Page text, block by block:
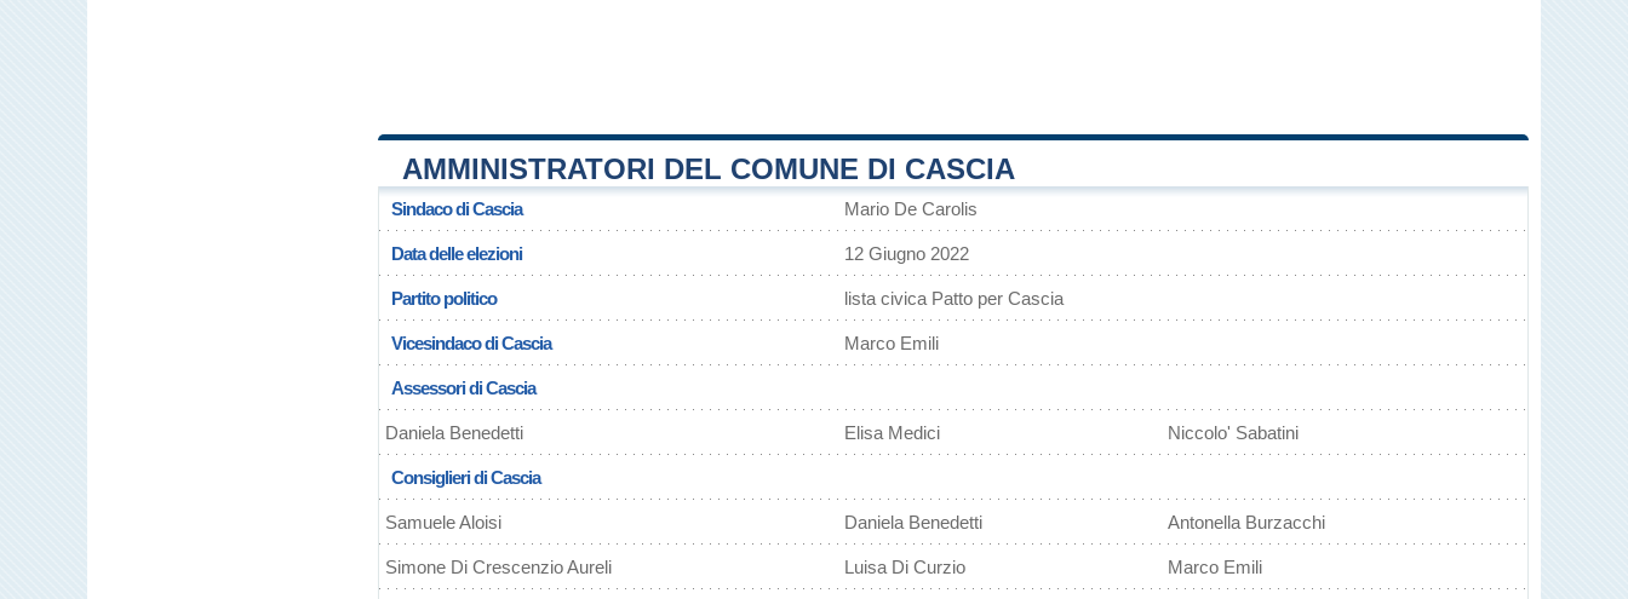
AMMINISTRATORI DEL COMUNE DI CASCIA
Sindaco di Cascia Mario De Carolis
Data delle elezioni 12 Giugno 2022
Partito politico lista civica Patto per Cascia
Vicesindaco di Cascia Marco Emili
Assessori di Cascia
Daniela Benedetti Elisa Medici Niccolo' Sabatini
Consiglieri di Cascia
Samuele Aloisi Daniela Benedetti Antonella Burzacchi
Simone Di Crescenzio Aureli Luisa Di Curzio Marco Emili